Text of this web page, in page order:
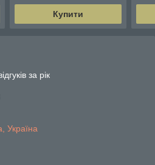
Купити
за рік
Україна